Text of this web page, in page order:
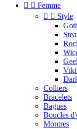
  Femme
  Style
Colliers
Bracelets
Bagues
Boucles
Montres